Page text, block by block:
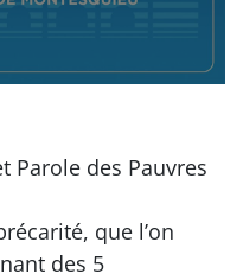
Parole des Pauvres
que l’on
des 5